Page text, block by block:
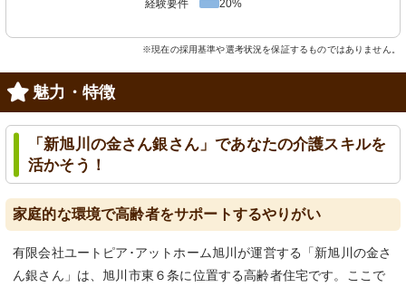
経験要件 20%
※現在の採用基準や選考状況を保証するものではありません。
魅力・特徴
「新旭川の金さん銀さん」であなたの介護スキルを
活かそう！
家庭的な環境で高齢者をサポートするやりがい
有限会社ユートピア･アットホーム旭川が運営する「新旭川の金さ
ん銀さん」は、旭川市東６条に位置する高齢者住宅です。ここで